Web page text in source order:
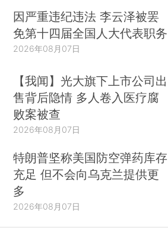
因严重违纪违法 李云泽被罢
免第十四届全国人大代表职务
2026年08月07日
【我闻】光大旗下上市公司出
售背后隐情 多人卷入医疗腐
败案被查
2026年08月07日
特朗普坚称美国防空弹药库存
充足 但不会向乌克兰提供更
多
2026年08月07日